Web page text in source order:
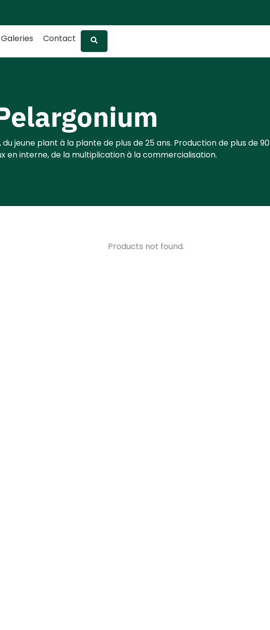
Galeries Contact
jeune plant à la plante de plus de 25 ans. Production de plus de 90
en interne, de la multiplication à la commercialisation.
Products not found.